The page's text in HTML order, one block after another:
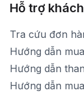
Hỗ trợ
Tra cứu đơn
Hướng dẫn
Hướng dẫn
Hướng dẫn